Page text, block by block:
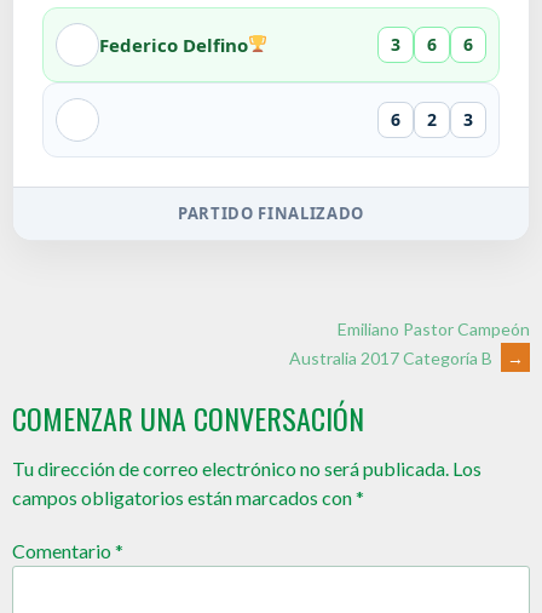
Federico Delfino 3 6 6
6 2 3
PARTIDO FINALIZADO
Emiliano Pastor Campeón
Australia 2017 Categoría B
→
COMENZAR UNA CONVERSACIÓN
Tu dirección de correo electrónico no será publicada. Los
campos obligatorios están marcados con*
Comentario*